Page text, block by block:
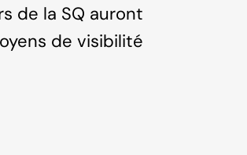
de la SQ auront
de visibilité